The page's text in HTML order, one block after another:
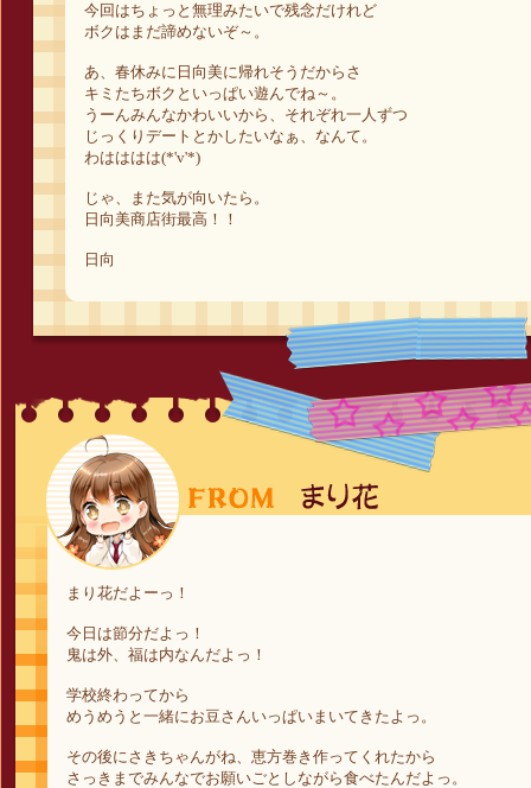
今回はちょっと無理みたいで残念だけれど
ボクはまだ諦めないぞ～。
あ、春休みに日向美に帰れそうだからさ
キミたちボクといっぱい遊んでね～。
うーんみんなかわいいから、それぞれ一人ずつ
じっくりデートとかしたいなぁ、なんて。
わはははは(*'v'*)
じゃ、また気が向いたら。
日向美商店街最高！！
日向
まり花だよーっ！
今日は節分だよっ！
鬼は外、福は内なんだよっ！
学校終わってから
めうめうと一緒にお豆さんいっぱいまいてきたよっ。
その後にさきちゃんがね、恵方巻き作ってくれたから
さっきまでみんなでお願いごとしながら食べたんだよっ。